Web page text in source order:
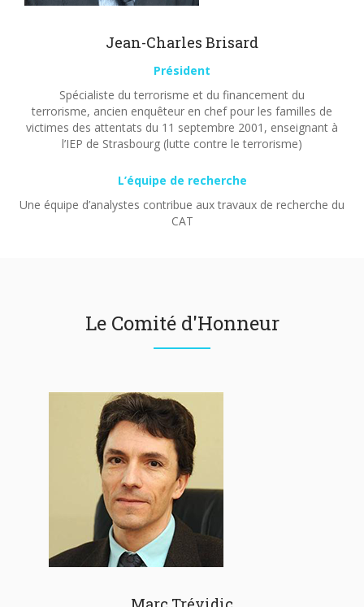
Jean-Charles Brisard
Président
Spécialiste du terrorisme et du financement du
terrorisme, ancien enquêteur en chef pour les familles de
victimes des attentats du 11 septembre 2001, enseignant à
l’IEP de Strasbourg (lutte contre le terrorisme)
L’équipe de recherche
Une équipe d’analystes contribue aux travaux de recherche du
CAT
Le Comité d'Honneur